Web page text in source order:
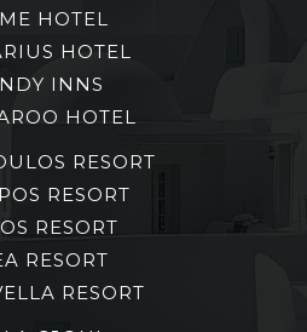
HOTEL
HOTEL
INNS
HOTEL
RESORT
RESORT
RESORT
RESORT
RESORT